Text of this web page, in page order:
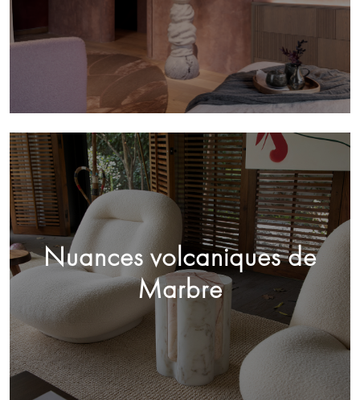
Nuances volcaniques de
Marbre